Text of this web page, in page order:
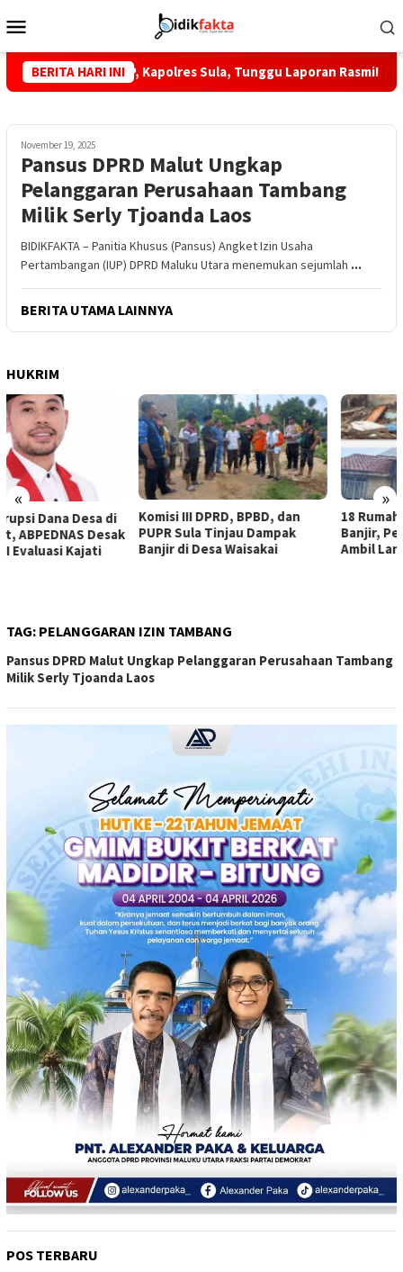
ke
Mobile
BERITA HARI INI
PT MTP, Kapolres Sula, Tunggu Laporan Rasmi! KKLI
November 19, 2025
Pansus DPRD Malut Ungkap
Pelanggaran Perusahaan Tambang
Milik Serly Tjoanda Laos
BIDIKFAKTA – Panitia Khusus (Pansus) Angket Izin Usaha
Pertambangan (IUP) DPRD Maluku Utara menemukan sejumlah ...
BERITA UTAMA LAINNYA
HUKRIM
« »
Komisi III DPRD, BPBD, dan
PUPR Sula Tinjau Dampak
Banjir di Desa Waisakai
18 Rumah Warga Terendam
Banjir, Pemda Sula Diminta
Ambil Langkah
TAG: PELANGGARAN IZIN TAMBANG
Pansus DPRD Malut Ungkap Pelanggaran Perusahaan Tambang
Milik Serly Tjoanda Laos
POS TERBARU